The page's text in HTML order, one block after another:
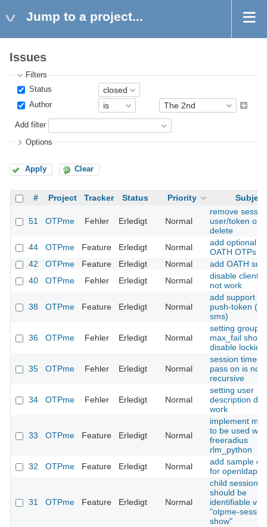
Jump to a project...
Issues
Filters
Status
Author
Add filter
Options
Apply Clear
# Project Tracker Status Priority Subject
51 OTPme Fehler Erledigt Normal
remove
user/token on
delete
44
OTPme Feature Erledigt Normal
add optional
OATH OTPs
42
OTPme Feature Erledigt Normal
add OATH
40
OTPme Fehler Erledigt Normal
disable clients
not work
38 OTPme Feature Erledigt Normal
add support for
push-token
sms)
36 OTPme Fehler Erledigt Normal
setting group
max_fail
disable locking
35 OTPme Fehler Erledigt Normal
session
pass on is not
recursive
34 OTPme Fehler Erledigt Normal
setting user
description
work
33 OTPme Feature Erledigt Normal
implement
to be used with
freeradius
rlm_python
32
OTPme Feature Erledigt Normal
add sample
for openldap
31 OTPme Feature Erledigt Normal
child sessions
should be
identifiable via
"otpme-
show"